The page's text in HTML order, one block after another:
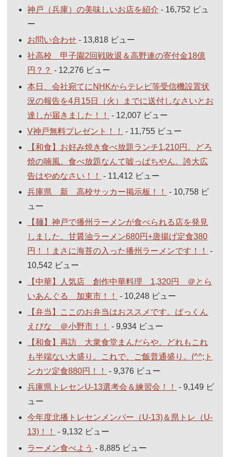
神戸（兵庫）の美味しいお店を紹介 - 16,752 ビュ
ー
お問い合わせ - 13,818 ビュー
社高校 甲子園2回戦敗退＆高野連の寄付金18億
円？？ - 12,276 ビュー
本日、会社宛てにNHKからテレビ等受信機設置状
況の報告を4月15日（火）までに送付しなさいとお
達しが届きました！！
- 12,007 ビュー
V神戸無料プレゼント！！
- 11,755 ビュー
【和食】お好み焼き食べ放題ランチ1,210円。どろ
焼の喃風。食べ放題なんて嘘っぱちやん。誇大広
告はやめなさい！！
- 11,412 ビュー
兵庫県 新 高校サッカー掲示板！！
- 10,758 ビ
ュー
【麺】神戸で播州ラーメンが食べられる店を発見
しました。甘醤油ラーメン680円+唐揚げ定食380
円！！まさに海苔の入った播州ラーメンです！！
-
10,542 ビュー
【中華】人気店 創作中華料理 1,320円 ＠とら
いあんぐる 加東市！！
- 10,248 ビュー
【弁当】ここのお弁当はおススメです。ぱっくん
えびな ＠小野市！！
- 9,934 ビュー
【和食】再訪 大衆食堂まんだらや。どれもこれ
も半端ない大盛り。これで、ご飯普通盛り。(^^;ト
ンカツ定食880円！！
- 9,376 ビュー
兵庫県トレセンU-13選考会＆練習会！！
- 9,149 ビ
ュー
今年度北播トレセンメンバー（U-13)＆県トレ（U-
13)！！
- 9,132 ビュー
ラーメン食べよう - 8,885 ビュー